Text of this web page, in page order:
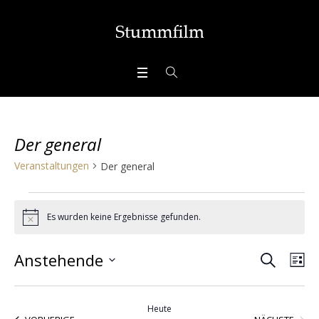
Der general
Veranstaltungen Der general
Veranstaltungen
HinweisEs wurden keine Ergebnisse gefunden.
Suche
SUCHE
Anstehende
Heute